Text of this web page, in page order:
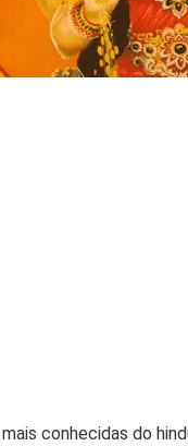
conhecidas do